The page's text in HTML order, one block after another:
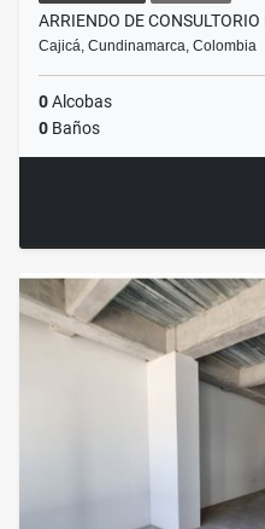
ARRIENDO DE
Cajicá, Cundinamarca, Colombia
0Alcobas
0 Baños